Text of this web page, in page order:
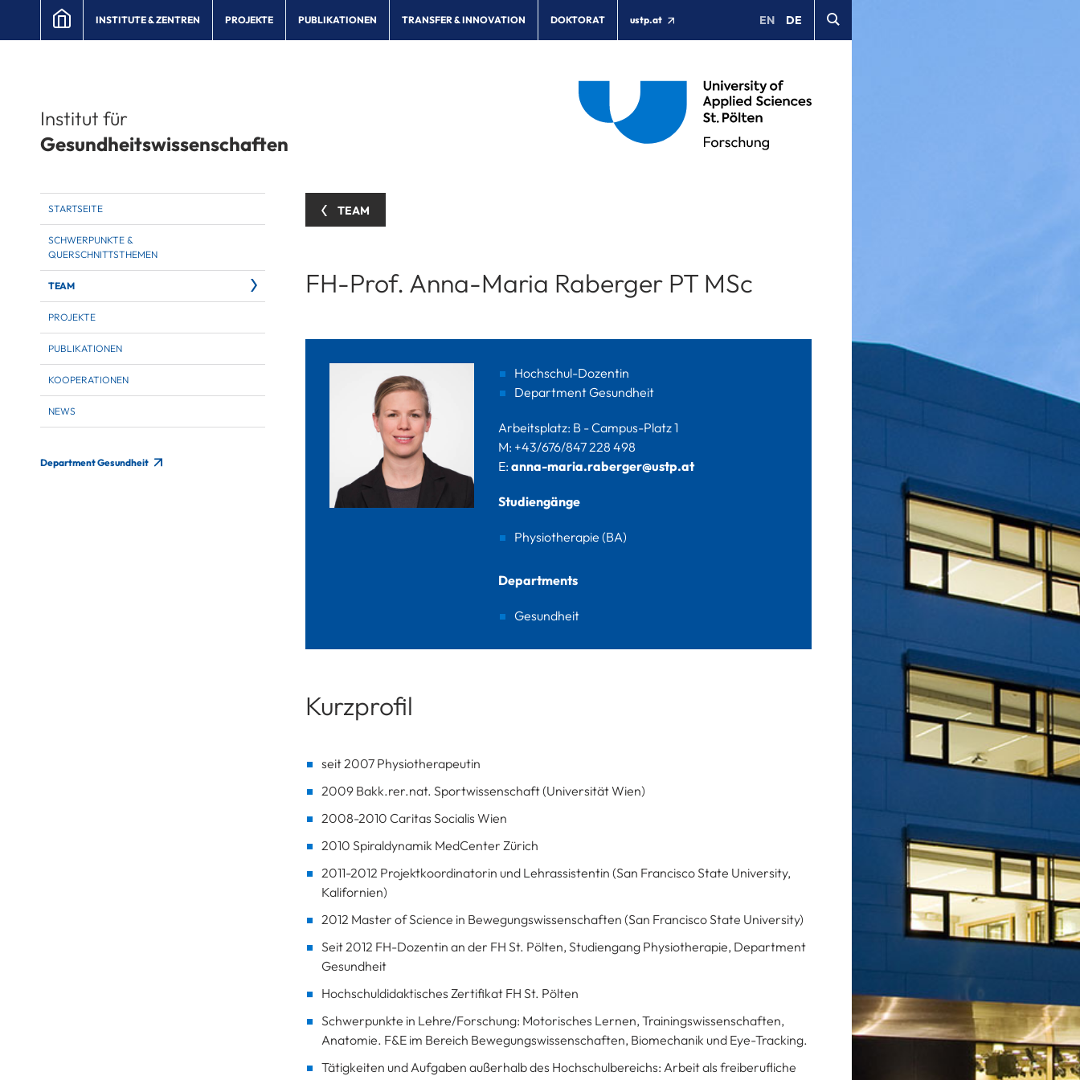
INSTITUTE & ZENTREN PROJEKTE PUBLIKATIONEN TRANSFER & INNOVATION DOKTORAT ustp.at EN DE
Institut für
Gesundheitswissenschaften
STARTSEITE
SCHWERPUNKTE &
QUERSCHNITTSTHEMEN
TEAM
PROJEKTE
PUBLIKATIONEN
KOOPERATIONEN
NEWS
Department Gesundheit
TEAM
FH-Prof. Anna-Maria Raberger PT MSc
Hochschul-Dozentin
Department Gesundheit
Arbeitsplatz: B - Campus-Platz 1
M: +43/676/847 228 498
E: anna-maria.raberger@ustp.at
Studiengänge
Physiotherapie (BA)
Departments
Gesundheit
Kurzprofil
seit 2007 Physiotherapeutin
2009 Bakk.rer.nat. Sportwissenschaft (Universität Wien)
2008-2010 Caritas Socialis Wien
2010 Spiraldynamik MedCenter Zürich
2011-2012 Projektkoordinatorin und Lehrassistentin (San Francisco State University,
Kalifornien)
2012 Master of Science in Bewegungswissenschaften (San Francisco State University)
Seit 2012 FH-Dozentin an der FH St. Pölten, Studiengang Physiotherapie, Department
Gesundheit
Hochschuldidaktisches Zertifikat FH St. Pölten
Schwerpunkte in Lehre/Forschung: Motorisches Lernen, Trainingswissenschaften,
Anatomie. F&E im Bereich Bewegungswissenschaften, Biomechanik und Eye-Tracking.
Tätigkeiten und Aufgaben außerhalb des Hochschulbereichs: Arbeit als freiberufliche